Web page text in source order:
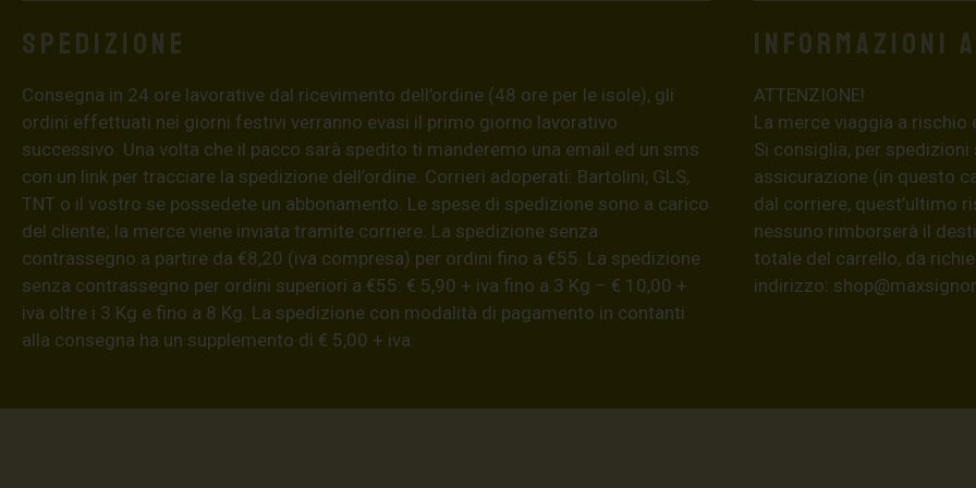
Spedizione
Consegna in 24 ore lavorative dal ricevimento dell’ordine (48 ore per le isole), gli
ordini effettuati nei giorni festivi verranno evasi il primo giorno lavorativo
successivo. Una volta che il pacco sarà spedito ti manderemo una email ed un sms
con un link per tracciare la spedizione dell’ordine. Corrieri adoperati: Bartolini, GLS,
TNT o il vostro se possedete un abbonamento. Le spese di spedizione sono a carico
del cliente; la merce viene inviata tramite corriere. La spedizione senza
contrassegno a partire da €8,20 (iva compresa) per ordini fino a €55. La spedizione
senza contrassegno per ordini superiori a €55: € 5,90 + iva fino a 3 Kg – € 10,00 +
iva oltre i 3 Kg e fino a 8 Kg. La spedizione con modalità di pagamento in contanti
alla consegna ha un supplemento di € 5,00 + iva.
Informazioni
ATTENZIONE!
La merce viaggia a
Si consiglia, per
assicurazione (in questo
dal corriere, quest’ultimo
nessuno rimborserà il
totale del carrello, da
indirizzo: